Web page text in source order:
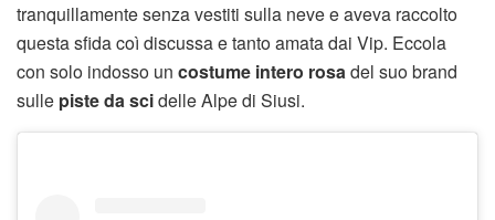
tranquillamente senza vestiti sulla neve e aveva raccolto
questa sfida coì discussa e tanto amata dai Vip. Eccola
con solo indosso un costume intero rosadel suo brand
sulle piste da scidelle Alpe di Siusi.